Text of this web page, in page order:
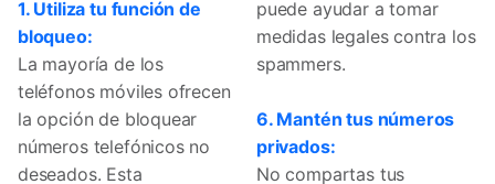
1. Utiliza tu función de
bloqueo:
La mayoría de los
teléfonos móviles ofrecen
la opción de bloquear
números telefónicos no
deseados. Esta
puede ayudar a tomar
medidas legales contra los
spammers.
6. Mantén tus números
privados:
No compartas tus